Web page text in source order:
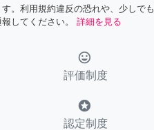
。利用規約違反の恐れや、少しでも
してください。
詳細を見る
tag_faces
評価制度
stars
認定制度